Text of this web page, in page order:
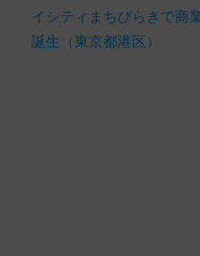
イシティまちびらきで商
誕生（東京都港区）